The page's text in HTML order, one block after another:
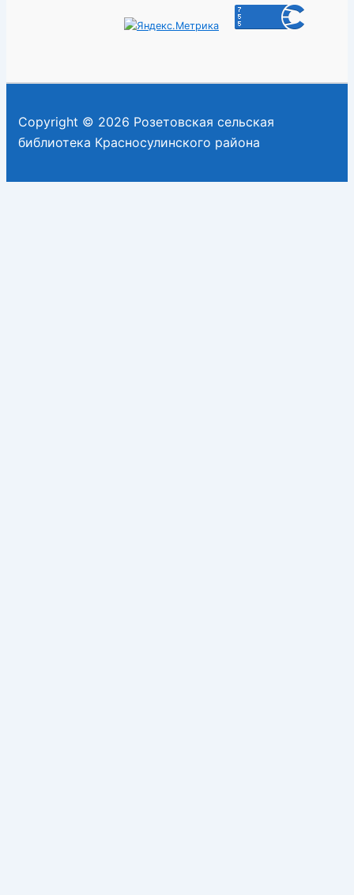
Copyright © 2026 Розетовская сельская
библиотека Красносулинского района